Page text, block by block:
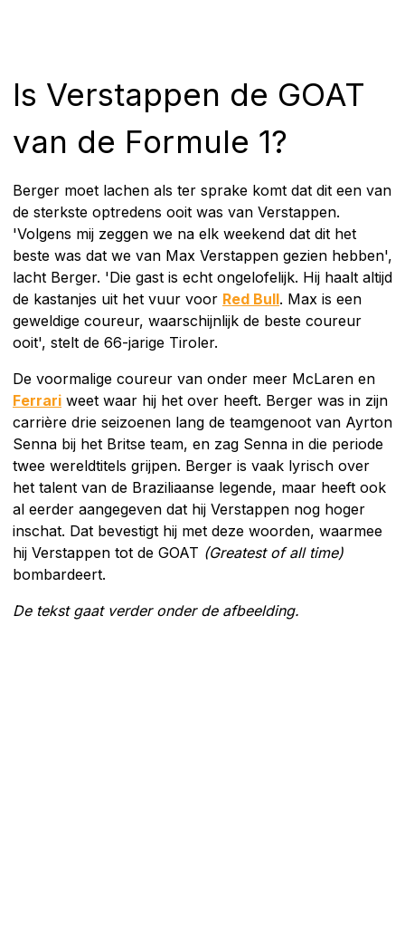
Is Verstappen de GOAT
van de Formule 1?
Berger moet lachen als ter sprake komt dat dit een van
de sterkste optredens ooit was van Verstappen.
'Volgens mij zeggen we na elk weekend dat dit het
beste was dat we van Max Verstappen gezien hebben',
lacht Berger. 'Die gast is echt ongelofelijk. Hij haalt altijd
de kastanjes uit het vuur voor Red Bull. Max is een
geweldige coureur, waarschijnlijk de beste coureur
ooit', stelt de 66-jarige Tiroler.
De voormalige coureur van onder meer McLaren en
Ferrari weet waar hij het over heeft. Berger was in zijn
carrière drie seizoenen lang de teamgenoot van Ayrton
Senna bij het Britse team, en zag Senna in die periode
twee wereldtitels grijpen. Berger is vaak lyrisch over
het talent van de Braziliaanse legende, maar heeft ook
al eerder aangegeven dat hij Verstappen nog hoger
inschat. Dat bevestigt hij met deze woorden, waarmee
hij Verstappen tot de GOAT (Greatest of all time)
bombardeert.
De tekst gaat verder onder de afbeelding.